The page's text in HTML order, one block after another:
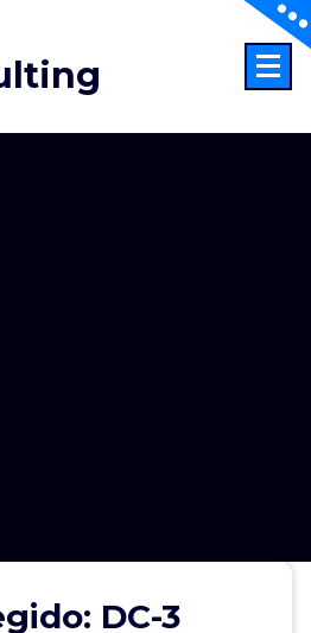
DC-3